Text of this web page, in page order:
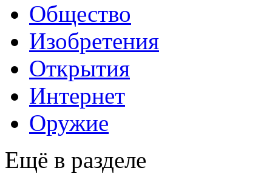
Общество
Изобретения
Открытия
Интернет
Оружие
Ещё в разделе